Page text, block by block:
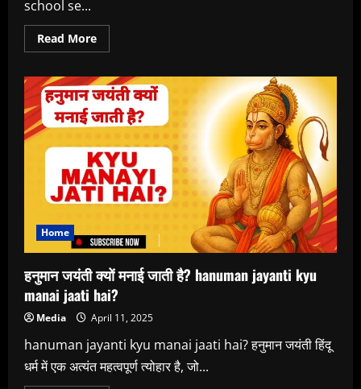
school se...
Read MoreRead
more
Mask
Ke
Peeche”
japanese
urban
story
Home
हनुमान जयंती क्यों मनाई जाती है? hanuman jayanti kyu
manai jaati hai?
Media April 11, 2025
hanuman jayanti kyu manai jaati hai? हनुमान जयंती हिंदू
धर्म में एक अत्यंत महत्वपूर्ण त्योहार है, जो...